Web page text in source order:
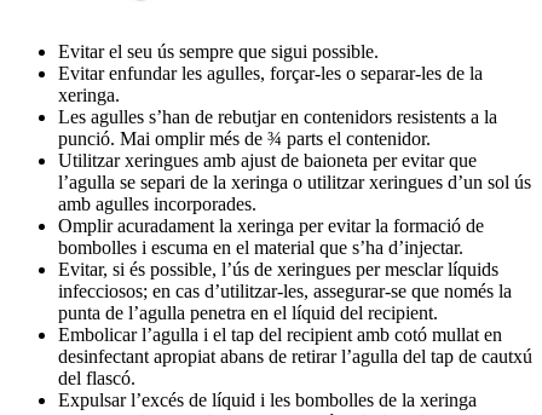
Evitar el seu ús sempre que sigui possible.
Evitar enfundar les agulles, forçar-les o separar-les de la
xeringa.
Les agulles s’han de rebutjar en contenidors resistents a la
punció. Mai omplir més de ¾ parts el contenidor.
Utilitzar xeringues amb ajust de baioneta per evitar que
l’agulla se separi de la xeringa o utilitzar xeringues d’un sol ús
amb agulles incorporades.
Omplir acuradament la xeringa per evitar la formació de
bombolles i escuma en el material que s’ha d’injectar.
Evitar, si és possible, l’ús de xeringues per mesclar líquids
infecciosos; en cas d’utilitzar-les, assegurar-se que només la
punta de l’agulla penetra en el líquid del recipient.
Embolicar l’agulla i el tap del recipient amb cotó mullat en
desinfectant apropiat abans de retirar l’agulla del tap de cautxú
del flascó.
Expulsar l’excés de líquid i les bombolles de la xeringa